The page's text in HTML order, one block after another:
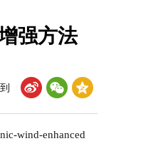
强方法
wind-enhanced